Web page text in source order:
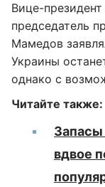
Вице-
председатель
Мамедов
Украины
однако с
Читайте также:
Запасы
вдвое